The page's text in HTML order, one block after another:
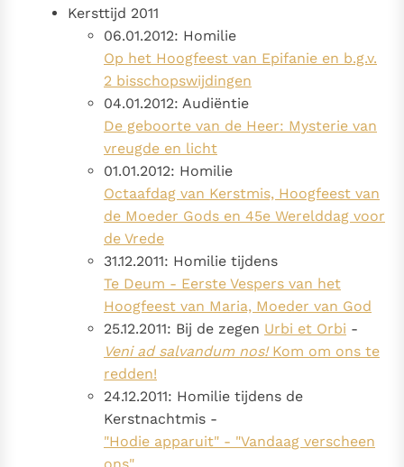
Kersttijd 2011
06.01.2012: Homilie
Op het Hoogfeest van Epifanie en b.g.v.
2 bisschopswijdingen
04.01.2012: Audiëntie
De geboorte van de Heer: Mysterie van
vreugde en licht
01.01.2012: Homilie
Octaafdag van Kerstmis, Hoogfeest van
de Moeder Gods en 45e Werelddag voor
de Vrede
31.12.2011: Homilie tijdens
Te Deum - Eerste Vespers van het
Hoogfeest van Maria, Moeder van God
25.12.2011: Bij de zegen Urbi et Orbi -
Veni ad salvandum nos!Kom om ons te
redden!
24.12.2011: Homilie tijdens de
Kerstnachtmis -
"Hodie apparuit" - "Vandaag verscheen